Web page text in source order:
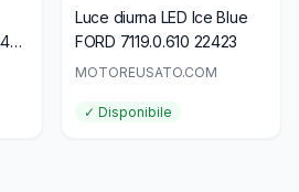
Luce diurna LED Ice Blue
FORD 7119.0.610 22423
MOTOREUSATO.COM
✓ Disponibile